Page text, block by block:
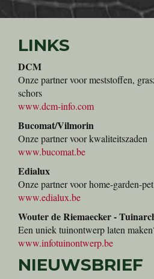
LINKS
DCM
Onze partner voor meststoffen,
schors
www.dcm-info.com
Bucomat/Vilmorin
Onze partner voor kwaliteitszaden
www.bucomat.be
Edialux
Onze partner voor home-garden-
www.edialux.be
Wouter de Riemaecker -
Een uniek tuinontwerp laten
www.infotuinontwerp.be
NIEUWSBRIEF